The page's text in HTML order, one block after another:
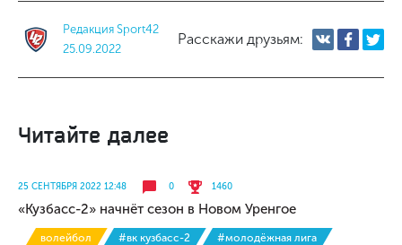
Редакция Sport42
25.09.2022
Расскажи друзьям:
Читайте далее
25 СЕНТЯБРЯ 2022 12:48 0 1460
«Кузбасс-2» начнёт сезон в Новом Уренгое
волейбол #вк кузбасс-2
#молодёжная лига